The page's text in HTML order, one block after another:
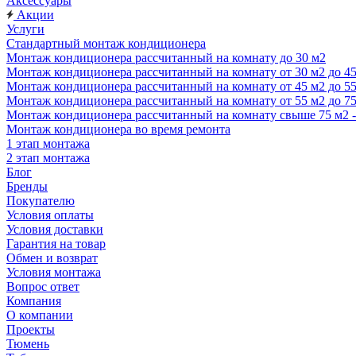
Акции
Услуги
Стандартный монтаж кондиционера
Монтаж кондиционера рассчитанный на комнату до 30 м2
Монтаж кондиционера рассчитанный на комнату от 30 м2 до
Монтаж кондиционера рассчитанный на комнату от 45 м2 до
Монтаж кондиционера рассчитанный на комнату от 55 м2 до
Монтаж кондиционера рассчитанный на комнату свыше 75 м2
Монтаж кондиционера во время ремонта
1 этап монтажа
2 этап монтажа
Блог
Бренды
Покупателю
Условия оплаты
Условия доставки
Гарантия на товар
Обмен и возврат
Условия монтажа
Вопрос ответ
Компания
О компании
Проекты
Тюмень